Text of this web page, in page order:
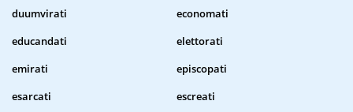
duumvirati
economati
educandati
elettorati
emirati
episcopati
esarcati
escreati